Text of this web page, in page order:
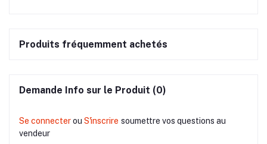
Produits fréquemment achetés
Demande Info sur le Produit (0)
Se connecterou S'inscrire soumettre vos questions au
vendeur